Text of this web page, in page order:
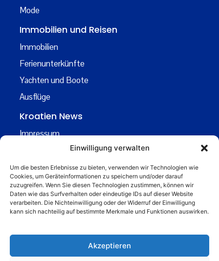
Einwilligung verwalten
Um die besten Erlebnisse zu bieten, verwenden wir Technologien wie
Cookies, um Geräteinformationen zu speichern und/oder darauf
zuzugreifen. Wenn Sie diesen Technologien zustimmen, können wir
Daten wie das Surfverhalten oder eindeutige IDs auf dieser Website
verarbeiten. Die Nichteinwilligung oder der Widerruf der Einwilligung
kann sich nachteilig auf bestimmte Merkmale und Funktionen auswirken.
Akzeptieren
Mode
Immobilien und Reisen
Immobilien
Ferienunterkünfte
Yachten und Boote
Ausflüge
Kroatien News
Impressum
Kontakt
Über uns
Business